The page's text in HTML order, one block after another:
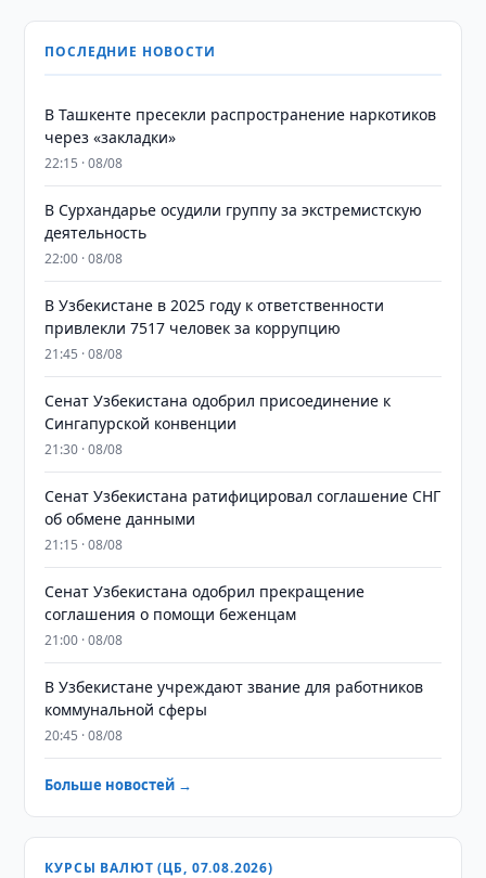
ПОСЛЕДНИЕ НОВОСТИ
В Ташкенте пресекли распространение наркотиков
через «закладки»
22:15 · 08/08
В Сурхандарье осудили группу за экстремистскую
деятельность
22:00 · 08/08
В Узбекистане в 2025 году к ответственности
привлекли 7517 человек за коррупцию
21:45 · 08/08
Сенат Узбекистана одобрил присоединение к
Сингапурской конвенции
21:30 · 08/08
Сенат Узбекистана ратифицировал соглашение СНГ
об обмене данными
21:15 · 08/08
Сенат Узбекистана одобрил прекращение
соглашения о помощи беженцам
21:00 · 08/08
В Узбекистане учреждают звание для работников
коммунальной сферы
20:45 · 08/08
Больше новостей →
КУРСЫ ВАЛЮТ (ЦБ, 07.08.2026)